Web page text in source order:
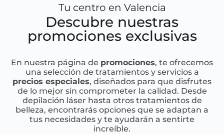
Tu centro en Valencia
Descubre nuestras
promociones exclusivas
En nuestra página de promociones, te ofrecemos
una selección de tratamientos y servicios a
precios especiales, diseñados para que disfrutes
de lo mejor sin comprometer la calidad. Desde
depilación láser hasta otros tratamientos de
belleza, encontrarás opciones que se adaptan a
tus necesidades y te ayudarán a sentirte
increíble.